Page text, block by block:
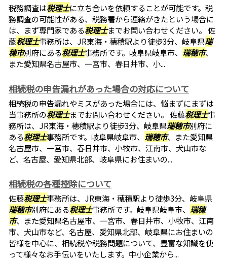
税務調査は税理士に立ち合いを依頼することが可能です。税
務調査の可能性がある、税務署から連絡がきたという場合に
は、まず専門家である税理士までお問い合わせください。 佐
藤税理士事務所は、JR東海・穂積駅より徒歩3分、岐阜県瑞
穂市別府にある税理士事務所です。岐阜県岐阜市、 瑞穂市、
また愛知県名古屋市、一宮市、春日井市、小...
相続税の申告漏れがあった場合の対応について
相続税の申告漏れやミスがあった場合には、悩まずにまずは
当事務所の税理士までお問い合わせください。 佐藤税理士事
務所は、JR東海・穂積駅より徒歩3分、岐阜県瑞穂市別府に
ある税理士事務所です。岐阜県岐阜市、 瑞穂市、また愛知県
名古屋市、一宮市、春日井市、小牧市、江南市、犬山市な
ど、名古屋、愛知県北部、岐阜県にお住まいの...
相続税の各種控除について
佐藤税理士事務所は、JR東海・穂積駅より徒歩3分、岐阜県
瑞穂市別府にある税理士事務所です。岐阜県岐阜市、 瑞穂
市、また愛知県名古屋市、一宮市、春日井市、小牧市、江南
市、犬山市など、名古屋、愛知県北部、岐阜県にお住まいの
皆様を中心に、相続税や税務問題について、豊富な知識を使
って様々なお手伝いをいたします。中小企業から...